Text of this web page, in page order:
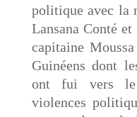
politique avec la
Lansana Conté
capitaine
Guinéens dont
ont fui vers le
violences